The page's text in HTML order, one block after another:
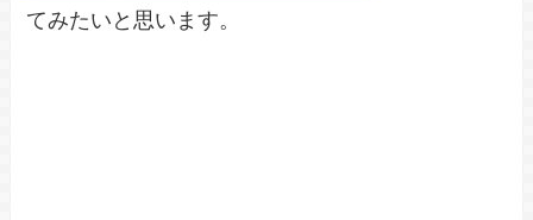
てみたいと思います。